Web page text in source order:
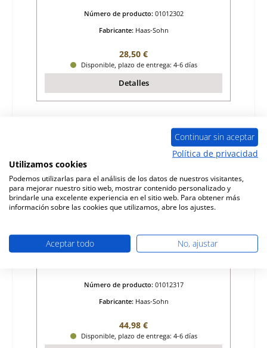
Número de producto: 01012302
Fabricante: Haas-Sohn
Precio normal:
28,50 €
Disponible, plazo de entrega: 4-6 días
Detalles
Haas-Sohn Ecoline 281.12 ladrillo de la
Número de producto: 01012317
Fabricante: Haas-Sohn
Precio normal:
44,98 €
Disponible, plazo de entrega: 4-6 días
Continuar sin aceptar
Política de privacidad
Utilizamos cookies
Podemos utilizarlas para el análisis de los datos de nuestros visitantes,
para mejorar nuestro sitio web, mostrar contenido personalizado y
brindarle una excelente experiencia en el sitio web. Para obtener más
información sobre las cookies que utilizamos, abre los ajustes.
Aceptar todo No, ajustar